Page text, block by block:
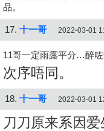
品。
17. 十一哥 2022-03-01
11哥一定雨露平分…醉
次序唔同。
18. 十一哥 2022-03-01
刀刀原来系因